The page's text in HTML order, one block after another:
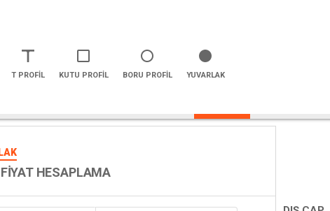
T PROFİL KUTU PROFİL BORU PROFİL YUVARLAK
HESAPLAMA